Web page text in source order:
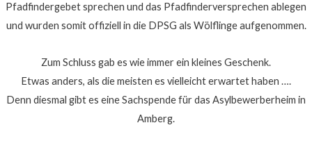
Pfadfindergebet sprechen und das Pfadfinderversprechen ablegen
und wurden somit offiziell in die DPSG als Wölflinge aufgenommen.
Zum Schluss gab es wie immer ein kleines Geschenk.
Etwas anders, als die meisten es vielleicht erwartet haben ….
Denn diesmal gibt es eine Sachspende für das Asylbewerberheim in
Amberg.